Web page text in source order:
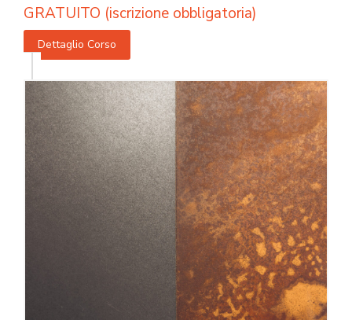
GRATUITO (iscrizione obbligatoria)
Dettaglio Corso